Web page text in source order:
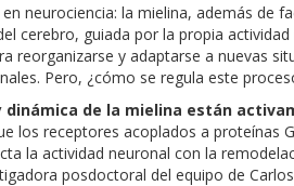
neurociencia: la mielina, además de
cerebro, guiada por la propia
reorganizarse y adaptarse a nuevas
Pero, ¿cómo se regula este
de la mielina están
los receptores acoplados a proteínas
la actividad neuronal con la
posdoctoral del equipo de